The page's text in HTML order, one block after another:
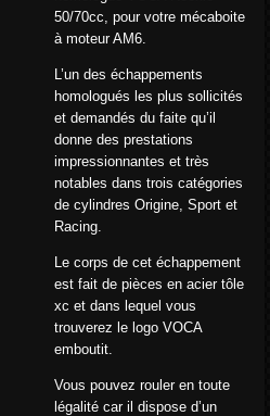
50/70cc, pour votre mécaboite
à moteur AM6.
L’un des échappements
homologués les plus sollicités
et demandés du faite qu’il
donne des prestations
impressionnantes et très
notables dans trois catégories
de cylindres Origine, Sport et
Racing.
Le corps de cet échappement
est fait de pièces en acier tôle
xc et dans lequel vous
trouverez le logo VOCA
emboutit.
Vous pouvez rouler en toute
légalité car il dispose d’un